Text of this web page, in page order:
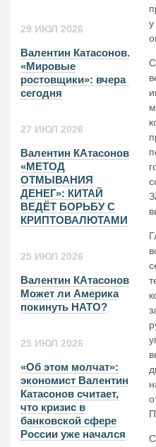
29 ИЮЛ 2026
Валентин Катасонов.
«Мировые
ростовщики»: вчера и
сегодня
27 ИЮЛ 2026
Валентин КАтасонов.
«МЕТОД
ОТМЫВАНИЯ
ДЕНЕГ»: КИТАЙ
ВЕДЁТ БОРЬБУ С
КРИПТОВАЛЮТАМИ
25 ИЮЛ 2026
Валентин КАтасонов.
Может ли Америка
покинуть НАТО?
25 ИЮЛ 2026
«Об этом молчат»:
экономист Валентин
Катасонов считает,
что кризис в
банковской сфере
России уже начался